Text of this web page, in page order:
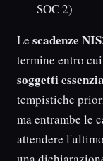
SOC 2)
Le scadenze
termine entro
soggetti
tempistiche
ma entrambe le
attendere